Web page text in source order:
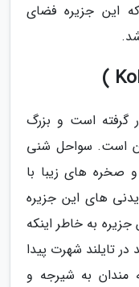
این جزیره فضای
گرفته است و بزرگ
است. سواحل شنی
صخره های زیبا با
های این جزیره
به خاطر اینکه
تایلند شهرت پیدا
مندان به شیرجه و